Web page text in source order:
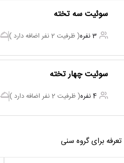
سوئیت سه تخته
3 نفره ( ظرفیت 2 نفر اضافه دارد )
سوئیت چهار تخته
4 نفره ( ظرفیت 2 نفر اضافه دارد )
تعرفه برای گروه سنی